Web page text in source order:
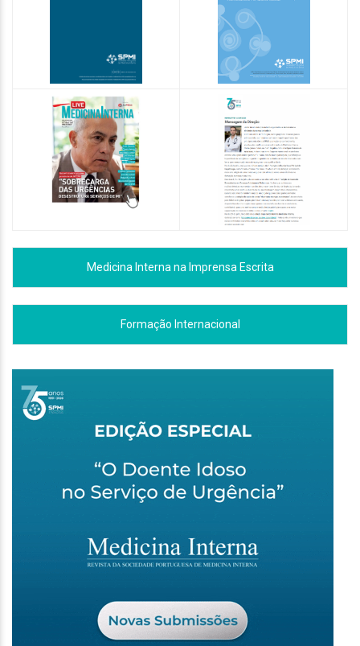
Medicina Interna na Imprensa Escrita
Formação Internacional